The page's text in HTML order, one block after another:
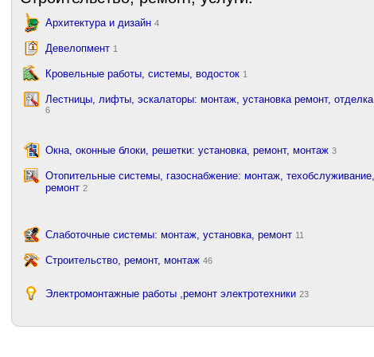
Архитектура и дизайн 4
Девелопмент 1
Кровельные работы, системы, водосток 1
Лестницы, лифты, эскалаторы: монтаж, установка ремонт, отделка
6
Окна, оконные блоки, решетки: установка, ремонт, монтаж 3
Отопительные системы, газоснабжение: монтаж, техобслуживание,
ремонт 2
Слаботочные системы: монтаж, установка, ремонт 11
Строительство, ремонт, монтаж 46
Электромонтажные работы ,ремонт электротехники 23